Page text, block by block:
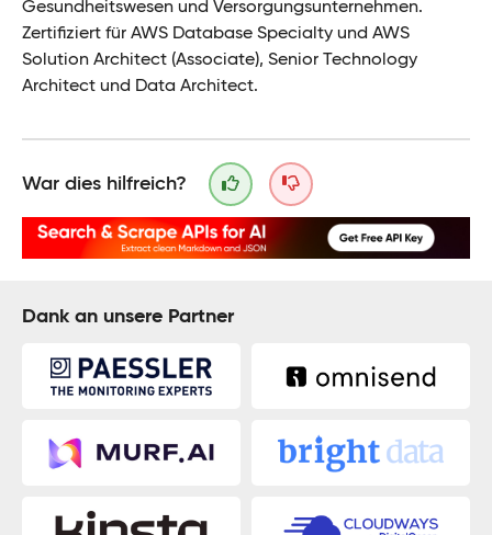
Gesundheitswesen und Versorgungsunternehmen.
Zertifiziert für AWS Database Specialty und AWS
Solution Architect (Associate), Senior Technology
Architect und Data Architect.
War dies hilfreich?
Dank an unsere Partner